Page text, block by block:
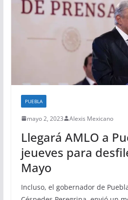
PUEBLA
mayo 2, 2023 Alexis Mexicano
Llegará AMLO a
jeueves para
Mayo
Incluso, el gobernador de